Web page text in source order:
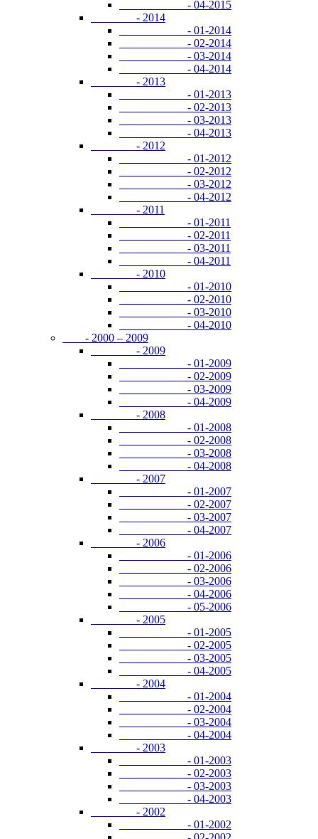
- 04-2015
- 2014
- 01-2014
- 02-2014
- 03-2014
- 04-2014
- 2013
- 01-2013
- 02-2013
- 03-2013
- 04-2013
- 2012
- 01-2012
- 02-2012
- 03-2012
- 04-2012
- 2011
- 01-2011
- 02-2011
- 03-2011
- 04-2011
- 2010
- 01-2010
- 02-2010
- 03-2010
- 04-2010
- 2000 – 2009
- 2009
- 01-2009
- 02-2009
- 03-2009
- 04-2009
- 2008
- 01-2008
- 02-2008
- 03-2008
- 04-2008
- 2007
- 01-2007
- 02-2007
- 03-2007
- 04-2007
- 2006
- 01-2006
- 02-2006
- 03-2006
- 04-2006
- 05-2006
- 2005
- 01-2005
- 02-2005
- 03-2005
- 04-2005
- 2004
- 01-2004
- 02-2004
- 03-2004
- 04-2004
- 2003
- 01-2003
- 02-2003
- 03-2003
- 04-2003
- 2002
- 01-2002